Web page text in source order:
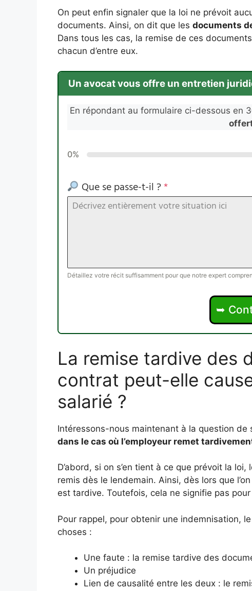
On peut enfin signaler que la loi ne prévoit
documents. Ainsi, on dit que les documents
Dans tous les cas, la remise de ces
chacun d’entre eux.
Un avocat vous offre un entretien
En répondant au formulaire ci-dessous en
0%
Que se passe-t-il ?*
Détaillez votre récit suffisamment pour que notre expert
➥
La remise tardive des
contrat peut-elle
salarié ?
Intéressons-nous maintenant à la question de
dans le cas où l’employeur remet
D’abord, si on s’en tient à ce que prévoit la
remis dès le lendemain. Ainsi, dès lors que
est tardive. Toutefois, cela ne signifie pas
Pour rappel, pour obtenir une indemnisation,
choses :
Une faute : la remise tardive des
Un préjudice
Lien de causalité entre les deux : le